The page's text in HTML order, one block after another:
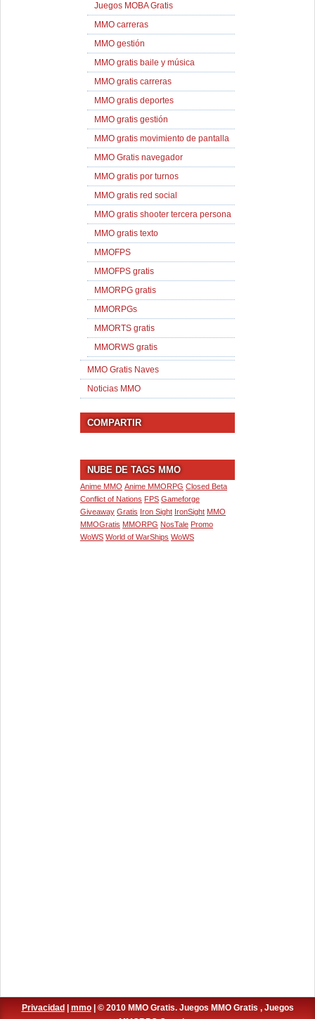
Juegos MOBA Gratis
MMO carreras
MMO gestión
MMO gratis baile y música
MMO gratis carreras
MMO gratis deportes
MMO gratis gestión
MMO gratis movimiento de pantalla
MMO Gratis navegador
MMO gratis por turnos
MMO gratis red social
MMO gratis shooter tercera persona
MMO gratis texto
MMOFPS
MMOFPS gratis
MMORPG gratis
MMORPGs
MMORTS gratis
MMORWS gratis
MMO Gratis Naves
Noticias MMO
COMPARTIR
NUBE DE TAGS MMO
Anime MMO Anime MMORPG Closed Beta
Conflict of Nations FPS Gameforge
Giveaway Gratis Iron Sight IronSight MMO
MMOGratis MMORPG NosTale Promo
WoWS World of WarShips WoWS
Privacidad mmo| © 2010 MMO Gratis. Juegos MMO Gratis , Juegos